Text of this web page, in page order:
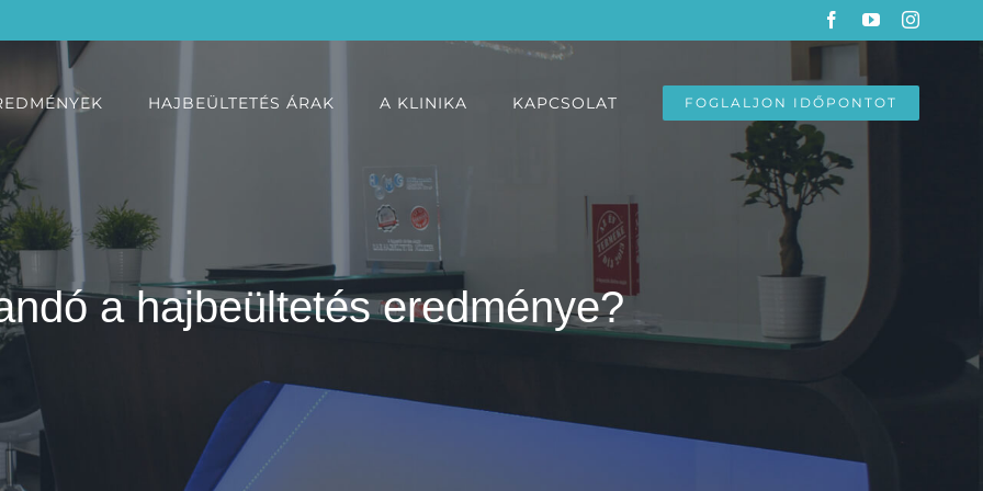
FacebookYouTube
HAJBEÜLTETÉS ÁRAK A KLINIKA KAPCSOLAT FOGLALJON IDŐPONTOT
a hajbeültetés eredménye?